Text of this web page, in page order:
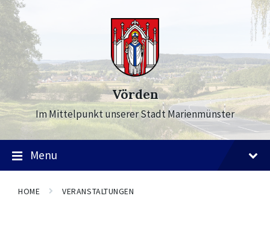
Skip
to
content
Skip
to
main
navigation
Skip
to
footer
Vörden
Im Mittelpunkt unserer Stadt Marienmünster
Menu
HOME VERANSTALTUNGEN